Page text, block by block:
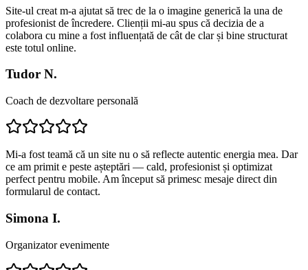
Site-ul creat m-a ajutat să trec de la o imagine generică la una de
profesionist de încredere. Clienții mi-au spus că decizia de a
colabora cu mine a fost influențată de cât de clar și bine structurat
este totul online.
Tudor N.
Coach de dezvoltare personală
Mi-a fost teamă că un site nu o să reflecte autentic energia mea. Dar
ce am primit e peste așteptări — cald, profesionist și optimizat
perfect pentru mobile. Am început să primesc mesaje direct din
formularul de contact.
Simona I.
Organizator evenimente